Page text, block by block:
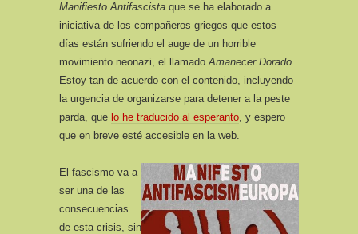
Manifiesto Antifascista que se ha elaborado a
iniciativa de los compañeros griegos que estos
días están sufriendo el auge de un horrible
movimiento neonazi, el llamadoAmanecer Dorado.
Estoy tan de acuerdo con el contenido, incluyendo
la urgencia de organizarse para detener a la peste
parda, que lo he traducido al esperanto, y espero
que en breve esté accesible en la web.
El fascismo va a
ser una de las
consecuencias
de esta crisis, sin